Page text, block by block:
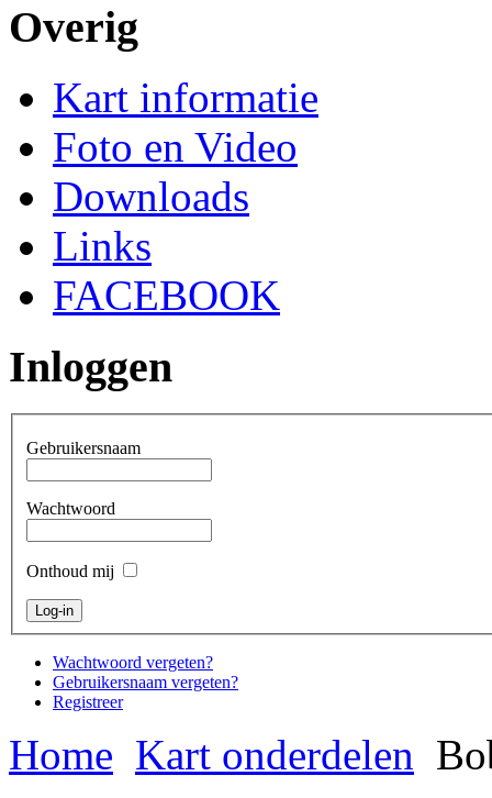
Overig
Kart informatie
Foto en Video
Downloads
Links
FACEBOOK
Inloggen
Gebruikersnaam
Wachtwoord
Onthoud mij
Wachtwoord vergeten?
Gebruikersnaam vergeten?
Registreer
Home Kart onderdelen